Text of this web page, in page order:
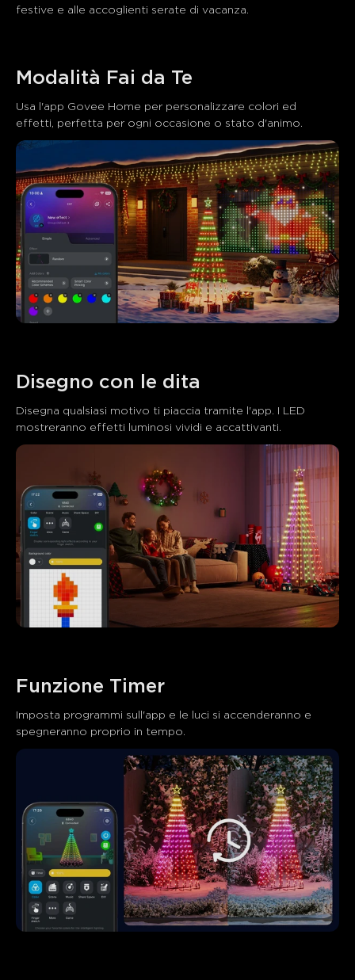
festive e alle accoglienti serate di vacanza.
Modalità Fai da Te
Usa l'app Govee Home per personalizzare colori ed
effetti, perfetta per ogni occasione o stato d'animo.
Disegno con le dita
Disegna qualsiasi motivo ti piaccia tramite l'app. I LED
mostreranno effetti luminosi vividi e accattivanti.
Funzione Timer
Imposta programmi sull'app e le luci si accenderanno e
spegneranno proprio in tempo.